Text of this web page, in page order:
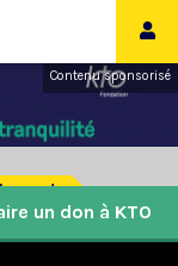
Contenu sponsorisé
un don à KTO